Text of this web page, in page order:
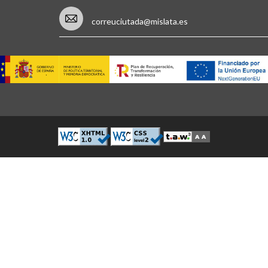
correuciutada@mislata.es